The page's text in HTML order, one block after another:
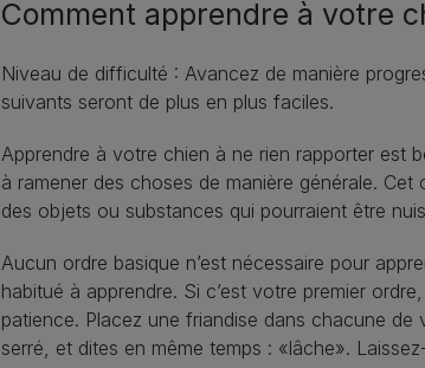
Comment apprendre à votre
Niveau de difficulté : Avancez de manière
suivants seront de plus en plus faciles.
Apprendre à votre chien à ne rien rapporter est
à ramener des choses de manière générale.
des objets ou substances qui pourraient être
Aucun ordre basique n’est nécessaire pour
habitué à apprendre. Si c’est votre premier
patience. Placez une friandise dans chacune de
serré, et dites en même temps : «lâche».